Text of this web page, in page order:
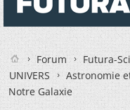
Forum
Futura-
UNIVERS
Astronomie
Notre Galaxie